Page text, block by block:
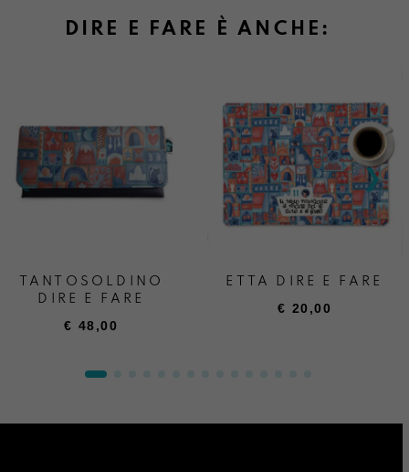
DIRE E FARE È ANCHE:
TANTOSOLDINO
DIRE E FARE
€ 48,00
ETTA DIRE E FARE
€ 20,00